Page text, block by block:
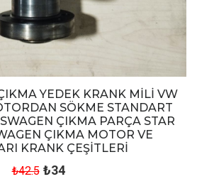
YEDEK KRANK MİLİ VW
SÖKME STANDART
ÇIKMA PARÇA STAR
ÇIKMA MOTOR VE
KRANK ÇEŞİTLERİ
₺42.5 ₺34